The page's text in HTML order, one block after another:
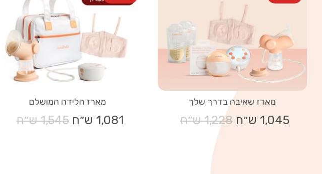
מארז שאיבה בדרך שלך
1,045 ש״ח
מחיר
רגיל
1,228 ש״ח
מארז הלידה המושלם
1,081 ש״ח
מחיר
1,545 ש״ח